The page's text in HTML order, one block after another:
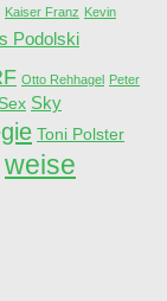
Kaiser Franz Kevin
Podolski
Otto Rehhagel Peter
Sex Sky
Toni Polster
weise